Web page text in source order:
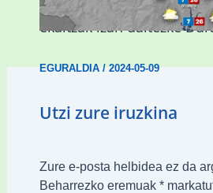
Asteburuan 25 gradu
ekaitzak izan daitezke
EGURALDIA/2024-05-09
Utzi zure iruzkina
Zure e-posta helbidea ez da
Beharrezko eremuak *